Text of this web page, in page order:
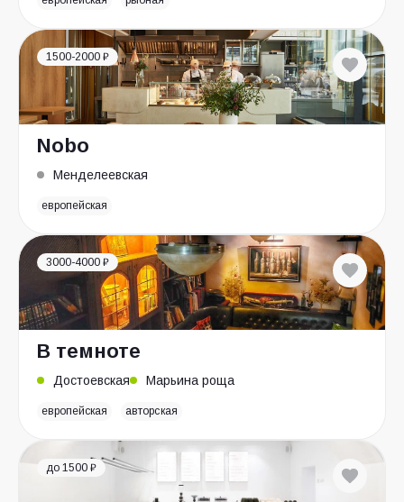
1500-2000 ₽
Nobo
Менделеевская
европейская
3000-4000 ₽
В темноте
Достоевская Марьина роща
европейская авторская
до 1500 ₽